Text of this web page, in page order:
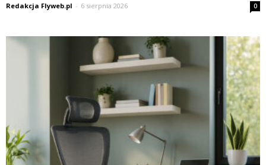
Redakcja Flyweb.pl - 6 sierpnia 2026 0